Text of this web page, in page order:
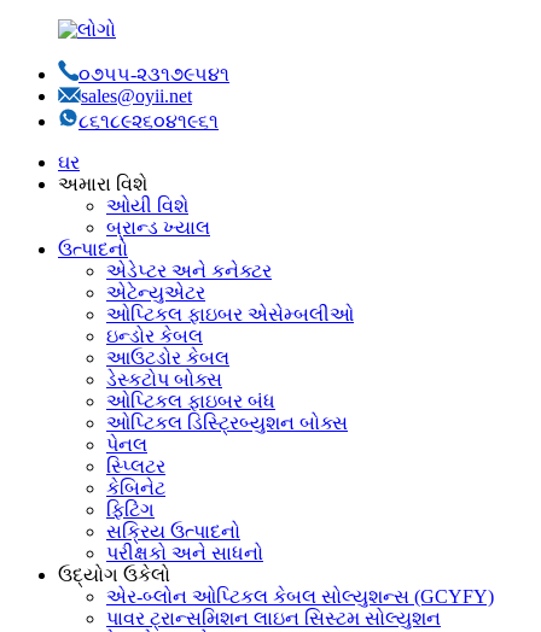
૦૭૫૫-૨૩૧૭૯૫૪૧
sales@oyii.net
૮૬૧૮૯૨૬૦૪૧૯૬૧
ઘર
અમારા વિશે
ઓયી વિશે
બ્રાન્ડ ખ્યાલ
ઉત્પાદનો
એડેપ્ટર અને કનેક્ટર
એટેન્યુએટર
ઓપ્ટિકલ ફાઇબર એસેમ્બલીઓ
ઇન્ડોર કેબલ
આઉટડોર કેબલ
ડેસ્કટોપ બોક્સ
ઓપ્ટિકલ ફાઇબર બંધ
ઓપ્ટિકલ ડિસ્ટ્રિબ્યુશન બોક્સ
પેનલ
સ્પ્લિટર
કેબિનેટ
ફિટિંગ
સક્રિય ઉત્પાદનો
પરીક્ષકો અને સાધનો
ઉદ્યોગ ઉકેલો
એર-બ્લોન ઓપ્ટિકલ કેબલ સોલ્યુશન્સ (GCYFY)
પાવર ટ્રાન્સમિશન લાઇન સિસ્ટમ સોલ્યુશન